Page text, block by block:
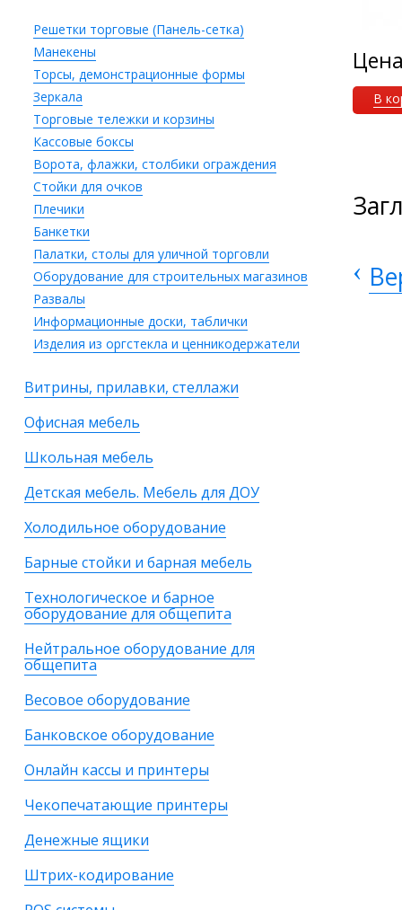
Решетки торговые (Панель-сетка)
Манекены
Торсы, демонстрационные формы
Зеркала
Торговые тележки и корзины
Кассовые боксы
Ворота, флажки, столбики ограждения
Стойки для очков
Плечики
Банкетки
Палатки, столы для уличной торговли
Оборудование для строительных магазинов
Развалы
Информационные доски, таблички
Изделия из оргстекла и ценникодержатели
Витрины, прилавки, стеллажи
Офисная мебель
Школьная мебель
Детская мебель. Мебель для ДОУ
Холодильное оборудование
Барные стойки и барная мебель
Технологическое и барное
оборудование для общепита
Нейтральное оборудование для
общепита
Весовое оборудование
Банковское оборудование
Онлайн кассы и принтеры
Чекопечатающие принтеры
Денежные ящики
Штрих-кодирование
В
‹